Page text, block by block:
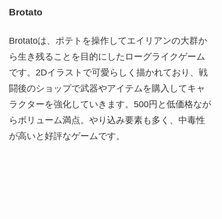
Brotato
Brotatoは、ポテトを操作してエイリアンの大群か
ら生き残ることを目的にしたローグライクゲーム
です。2Dイラストで可愛らしく描かれており、戦
闘後のショップで武器やアイテムを購入してキャ
ラクターを強化していきます。500円と低価格なが
らボリューム満点。やり込み要素も多く、中毒性
が高いと好評なゲームです。